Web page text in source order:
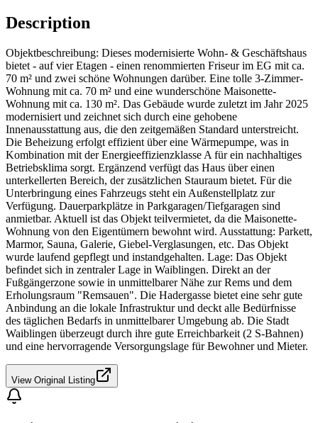
Description
Objektbeschreibung: Dieses modernisierte Wohn- & Geschäftshaus
bietet - auf vier Etagen - einen renommierten Friseur im EG mit ca.
70 m² und zwei schöne Wohnungen darüber. Eine tolle 3-Zimmer-
Wohnung mit ca. 70 m² und eine wunderschöne Maisonette-
Wohnung mit ca. 130 m². Das Gebäude wurde zuletzt im Jahr 2025
modernisiert und zeichnet sich durch eine gehobene
Innenausstattung aus, die den zeitgemäßen Standard unterstreicht.
Die Beheizung erfolgt effizient über eine Wärmepumpe, was in
Kombination mit der Energieeffizienzklasse A für ein nachhaltiges
Betriebsklima sorgt. Ergänzend verfügt das Haus über einen
unterkellerten Bereich, der zusätzlichen Stauraum bietet. Für die
Unterbringung eines Fahrzeugs steht ein Außenstellplatz zur
Verfügung. Dauerparkplätze in Parkgaragen/Tiefgaragen sind
anmietbar. Aktuell ist das Objekt teilvermietet, da die Maisonette-
Wohnung von den Eigentümern bewohnt wird. Ausstattung: Parkett,
Marmor, Sauna, Galerie, Giebel-Verglasungen, etc. Das Objekt
wurde laufend gepflegt und instandgehalten. Lage: Das Objekt
befindet sich in zentraler Lage in Waiblingen. Direkt an der
Fußgängerzone sowie in unmittelbarer Nähe zur Rems und dem
Erholungsraum "Remsauen". Die Hadergasse bietet eine sehr gute
Anbindung an die lokale Infrastruktur und deckt alle Bedürfnisse
des täglichen Bedarfs in unmittelbarer Umgebung ab. Die Stadt
Waiblingen überzeugt durch ihre gute Erreichbarkeit (2 S-Bahnen)
und eine hervorragende Versorgungslage für Bewohner und Mieter.
View Original Listing